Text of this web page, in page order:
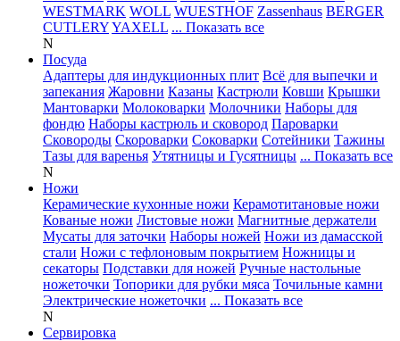
WESTMARK WOLL WUESTHOF Zassenhaus BERGER
CUTLERYYAXELL ... Показать все
N
Посуда
Адаптеры для индукционных плит Всё для выпечки и
запекания Жаровни Казаны Кастрюли Ковши Крышки
Мантоварки Молоковарки Молочники Наборы для
фондю Наборы кастрюль и сковород Пароварки
Сковороды Скороварки Соковарки Сотейники Тажины
Тазы для варенья Утятницы и Гусятницы ... Показать все
N
Ножи
Керамические кухонные ножи Керамотитановые ножи
Кованые ножи Листовые ножи Магнитные держатели
Мусаты для заточки Наборы ножей Ножи из дамасской
стали Ножи с тефлоновым покрытием Ножницы и
секаторы Подставки для ножей Ручные настольные
ножеточки Топорики для рубки мяса Точильные камни
Электрические ножеточки ... Показать все
N
Сервировка